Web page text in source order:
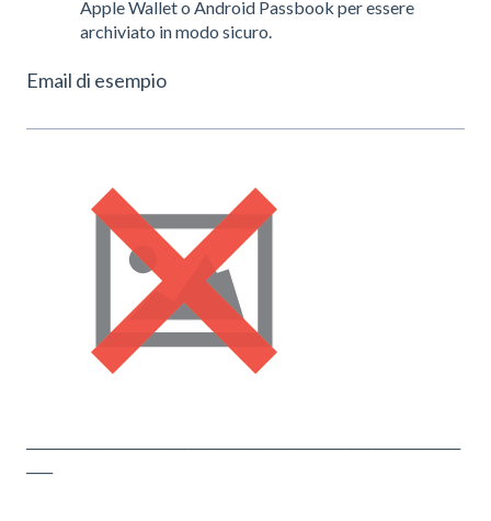
Apple Wallet o Android Passbook per essere
archiviato in modo sicuro.
Email di esempio